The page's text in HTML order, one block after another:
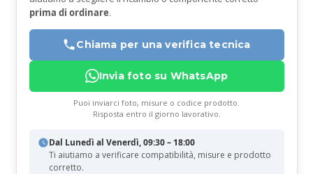
prima di ordinare.
Chiama per una verifica tecnica
Invia foto su WhatsApp
Puoi inviarci foto, misure o codice prodotto.
Risposta entro il giorno lavorativo.
Dal Lunedì al Venerdì, 09:30 – 18:00
Ti aiutiamo a verificare compatibilità, misure e prodotto
corretto.